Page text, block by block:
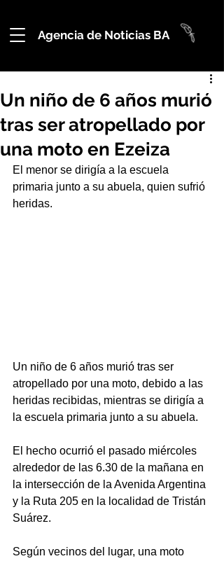
Agencia de Noticias BA
Un niño de 6 años murió
tras ser atropellado por
una moto en Ezeiza
El menor se dirigía a la escuela
primaria junto a su abuela, quien sufrió
heridas.
Un niño de 6 años murió tras ser
atropellado por una moto, debido a las
heridas recibidas, mientras se dirigía a
la escuela primaria junto a su abuela.
El hecho ocurrió el pasado miércoles
alrededor de las 6.30 de la mañana en
la intersección de la Avenida Argentina
y la Ruta 205 en la localidad de Tristán
Suárez.
Según vecinos del lugar, una moto